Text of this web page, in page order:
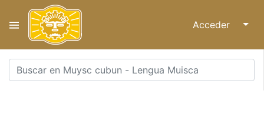
Acceder ↓